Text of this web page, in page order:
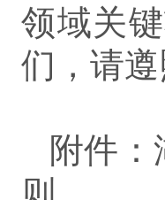
领域关
们，请遵
附件